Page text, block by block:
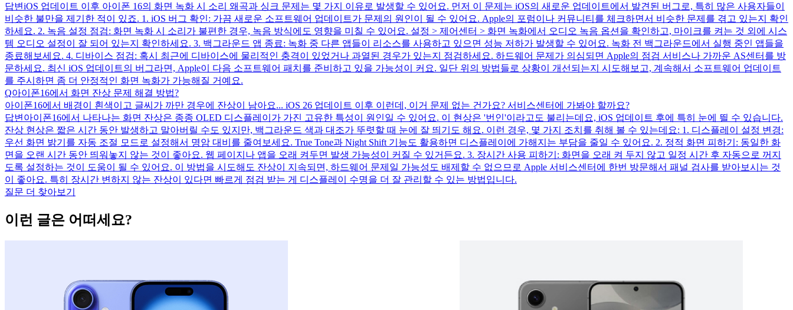
답변iOS 업데이트 이후 아이폰 16의 화면 녹화 시 소리 왜곡과 싱크 문제는 몇 가지 이유로 발생할 수 있어요. 먼저 이 문제는 iOS의 새로운 업데이트에서 발견된 버그로, 특히 많은 사용자들이
비슷한 불만을 제기한 적이 있죠. 1. iOS 버그 확인: 가끔 새로운 소프트웨어 업데이트가 문제의 원인이 될 수 있어요. Apple의 포럼이나 커뮤니티를 체크하면서 비슷한 문제를 겪고 있는지 확인
하세요. 2. 녹음 설정 점검: 화면 녹화 시 소리가 불편한 경우, 녹음 방식에도 영향을 미칠 수 있어요. 설정 > 제어센터 > 화면 녹화에서 오디오 녹음 옵션을 확인하고, 마이크를 켜는 것 외에 시스
템 오디오 설정이 잘 되어 있는지 확인하세요. 3. 백그라운드 앱 종료: 녹화 중 다른 앱들이 리소스를 사용하고 있으면 성능 저하가 발생할 수 있어요. 녹화 전 백그라운드에서 실행 중인 앱들을
종료해보세요. 4. 디바이스 점검: 혹시 최근에 디바이스에 물리적인 충격이 있었거나 과열된 경우가 있는지 점검하세요. 하드웨어 문제가 의심되면 Apple의 점검 서비스나 가까운 AS센터를 방
문하세요. 최신 iOS 업데이트의 버그라면, Apple이 다음 소프트웨어 패치를 준비하고 있을 가능성이 커요. 일단 위의 방법들로 상황이 개선되는지 시도해보고, 계속해서 소프트웨어 업데이트
를 주시하면 좀 더 안정적인 화면 녹화가 가능해질 거예요.
Q아이폰16에서 화면 잔상 문제 해결 방법?
아이폰16에서 배경이 흰색이고 글씨가 까만 경우에 잔상이 남아요... iOS 26 업데이트 이후 이런데, 이거 문제 없는 건가요? 서비스센터에 가봐야 할까요?
답변 아이폰16에서 나타나는 화면 잔상은 종종 OLED 디스플레이가 가진 고유한 특성이 원인일 수 있어요. 이 현상은 '번인'이라고도 불리는데요, iOS 업데이트 후에 특히 눈에 띌 수 있습니다.
잔상 현상은 짧은 시간 동안 발생하고 말아버릴 수도 있지만, 백그라운드 색과 대조가 뚜렷할 때 눈에 잘 띄기도 해요. 이런 경우, 몇 가지 조치를 취해 볼 수 있는데요: 1. 디스플레이 설정 변경:
우선 화면 밝기를 자동 조절 모드로 설정해서 명암 대비를 줄여보세요. True Tone과 Night Shift 기능도 활용하면 디스플레이에 가해지는 부담을 줄일 수 있어요. 2. 정적 화면 피하기: 동일한 화
면을 오랜 시간 동안 띄워놓지 않는 것이 좋아요. 웹 페이지나 앱을 오래 켜두면 발생 가능성이 커질 수 있거든요. 3. 장시간 사용 피하기: 화면을 오래 켜 두지 않고 일정 시간 후 자동으로 꺼지
도록 설정하는 것이 도움이 될 수 있어요. 이 방법을 시도해도 잔상이 지속되면, 하드웨어 문제일 가능성도 배제할 수 없으므로 Apple 서비스센터에 한번 방문해서 패널 검사를 받아보시는 것
이 좋아요. 특히 장시간 변하지 않는 잔상이 있다면 빠르게 점검 받는 게 디스플레이 수명을 더 잘 관리할 수 있는 방법입니다.
질문 더 찾아보기
이런 글은 어떠세요?